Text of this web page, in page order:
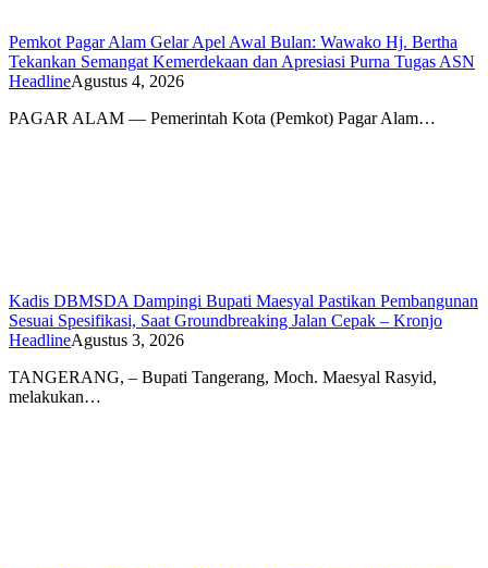
Pemkot Pagar Alam Gelar Apel Awal Bulan: Wawako Hj. Bertha
Tekankan Semangat Kemerdekaan dan Apresiasi Purna Tugas ASN
HeadlineAgustus 4, 2026
PAGAR ALAM — Pemerintah Kota (Pemkot) Pagar Alam…
Kadis DBMSDA Dampingi Bupati Maesyal Pastikan Pembangunan
Sesuai Spesifikasi, Saat Groundbreaking Jalan Cepak – Kronjo
HeadlineAgustus 3, 2026
TANGERANG, – Bupati Tangerang, Moch. Maesyal Rasyid,
melakukan…